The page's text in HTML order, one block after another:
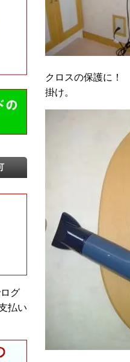
クロスの保護に！
掛け。
グ
払い